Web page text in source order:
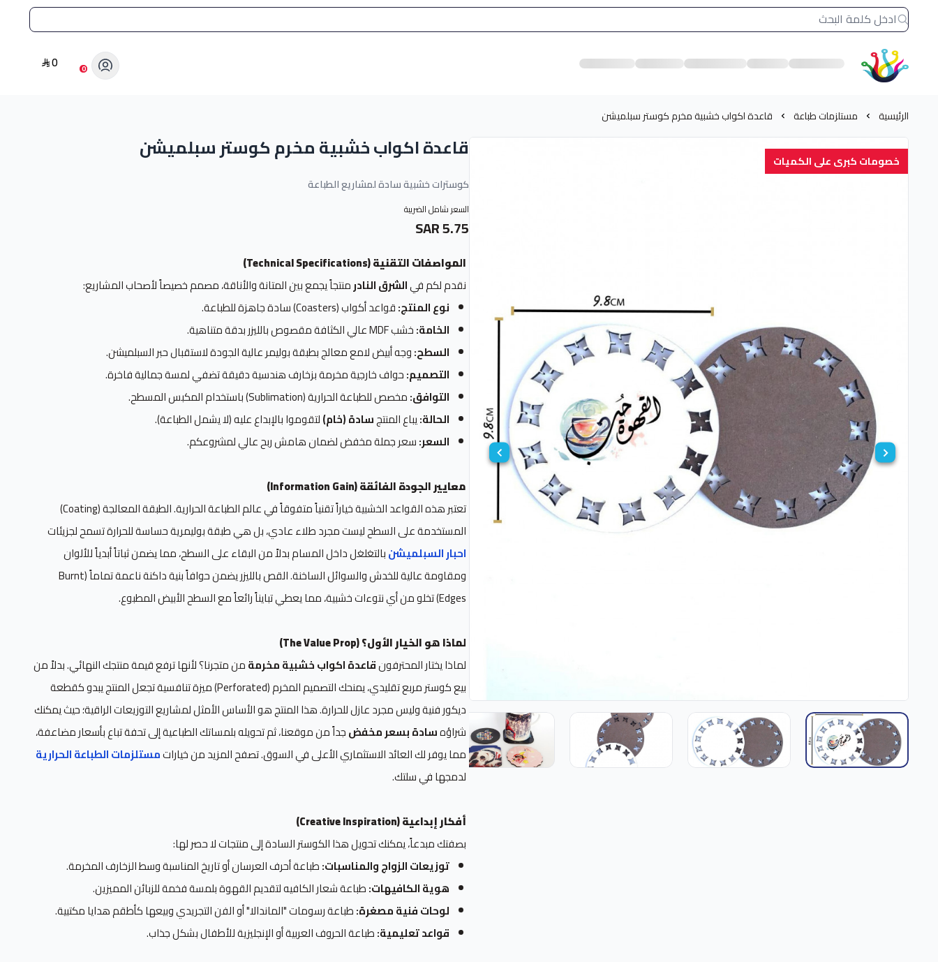
الشرق النادر بيع مستلزمات طباعة حرارية 0
0
الرئيسية مستلزمات طباعة قاعدة اكواب خشبية مخرم كوستر سبلميشن
خصومات كبرى على الكميات قاعدة اكواب خشبية مخرم كوستر سبلميشن
كوسترات خشبية سادة لمشاريع الطباعة
السعر شامل الضريبة
5.75 SAR
المواصفات التقنية (Technical Specifications)
نقدم لكم فيالشرق النادرمنتجاً يجمع بين المتانة والأناقة، مصمم خصيصاً لأصحاب المشاريع:
نوع المنتج:قواعد أكواب (Coasters) سادة جاهزة للطباعة.
الخامة:خشب MDF عالي الكثافة مقصوص بالليزر بدقة متناهية.
السطح:وجه أبيض لامع معالج بطبقة بوليمر عالية الجودة لاستقبال حبر السبلميشن.
التصميم:حواف خارجية مخرمة بزخارف هندسية دقيقة تضفي لمسة جمالية فاخرة.
التوافق:مخصص للطباعة الحرارية (Sublimation) باستخدام المكبس المسطح.
الحالة:يباع المنتجسادة (خام)لتقوموا بالإبداع عليه (لا يشمل الطباعة).
السعر:سعر جملة مخفض لضمان هامش ربح عالي لمشروعكم.
معايير الجودة الفائقة (Information Gain)
تعتبر هذه القواعد الخشبية خياراً تقنياً متفوقاً في عالم الطباعة الحرارية. الطبقة المعالجة (Coating)
المستخدمة على السطح ليست مجرد طلاء عادي، بل هي طبقة بوليمرية حساسة للحرارة تسمح لجزيئات
احبار السبلميشنبالتغلغل داخل المسام بدلاً من البقاء على السطح، مما يضمن ثباتاً أبدياً للألوان
ومقاومة عالية للخدش والسوائل الساخنة. القص بالليزر يضمن حوافاً بنية داكنة ناعمة تماماً (Burnt
Edges) تخلو من أي نتوءات خشبية، مما يعطي تبايناً رائعاً مع السطح الأبيض المطبوع.
لماذا هو الخيار الأول؟ (The Value Prop)
لماذا يختار المحترفونقاعدة اكواب خشبية مخرمةمن متجرنا؟ لأنها ترفع قيمة منتجك النهائي. بدلاً من
بيع كوستر مربع تقليدي، يمنحك التصميم المخرم (Perforated) ميزة تنافسية تجعل المنتج يبدو كقطعة
ديكور فنية وليس مجرد عازل للحرارة. هذا المنتج هو الأساس الأمثل لمشاريع التوزيعات الراقية؛ حيث يمكنك
شراؤهسادة بسعر مخفضجداً من موقعنا، ثم تحويله بلمساتك الطباعية إلى تحفة تباع بأسعار مضاعفة،
مما يوفر لك العائد الاستثماري الأعلى في السوق. تصفح المزيد من خياراتمستلزمات الطباعة الحرارية
لدمجها في سلتك.
أفكار إبداعية (Creative Inspiration)
بصفتك مبدعاً، يمكنك تحويل هذا الكوستر السادة إلى منتجات لا حصر لها:
توزيعات الزواج والمناسبات:طباعة أحرف العرسان أو تاريخ المناسبة وسط الزخارف المخرمة.
هوية الكافيهات:طباعة شعار الكافيه لتقديم القهوة بلمسة فخمة للزبائن المميزين.
لوحات فنية مصغرة:طباعة رسومات "الماندالا" أو الفن التجريدي وبيعها كأطقم هدايا مكتبية.
قواعد تعليمية:طباعة الحروف العربية أو الإنجليزية للأطفال بشكل جذاب.